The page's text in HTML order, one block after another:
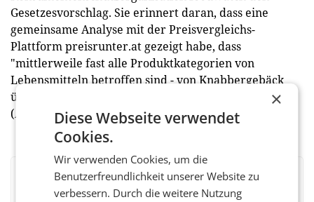
Gesetzesvorschlag. Sie erinnert daran, dass eine
gemeinsame Analyse mit der Preisvergleichs-
Plattform preisrunter.at gezeigt habe, dass
"mittlerweile fast alle Produktkategorien von
Lebensmitteln betroffen sind - von Knabbergebäck
über Gemüsekonserven bis hin zu Eiscreme“.
(APA/red)
BEWERTEN SIE DIESEN ARTIKEL
×
Diese Webseite verwendet
Cookies.
Wir verwenden Cookies, um die
Benutzerfreundlichkeit unserer Website zu
verbessern. Durch die weitere Nutzung